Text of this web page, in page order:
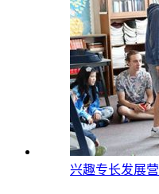
兴趣专长发展营